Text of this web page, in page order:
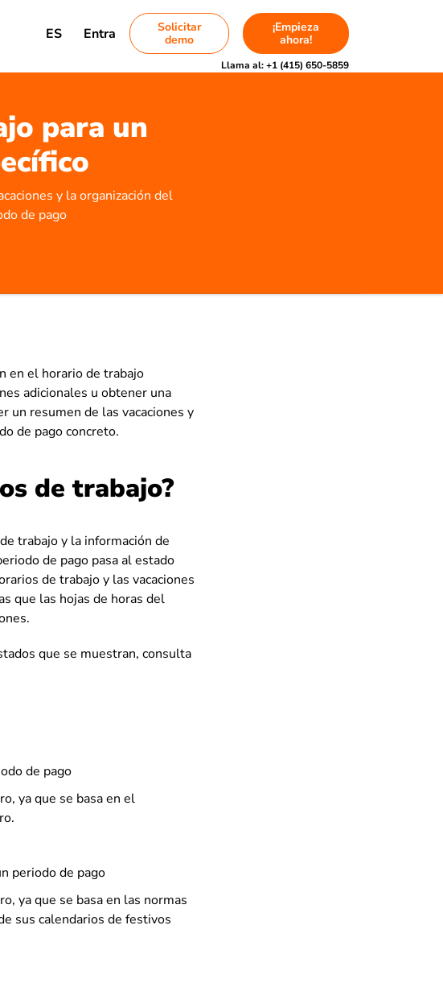
ES Entra
Solicitar
demo
¡Empieza
ahora!
Llama al:+1 (415) 650-5859
para un
y la organización del
de pago
en el horario de trabajo
adicionales u obtener una
un resumen de las vacaciones y
de pago concreto.
de trabajo?
trabajo y la información de
de pago pasa al estado
de trabajo y las vacaciones
que las hojas de horas del
que se muestran, consulta
de pago
ya que se basa en el
periodo de pago
ya que se basa en las normas
sus calendarios de festivos